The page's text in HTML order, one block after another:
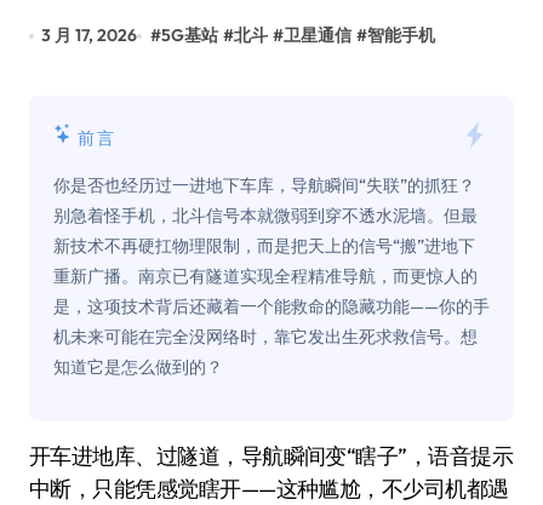
3 月 17, 2026 #5G基站 #北斗 #卫星通信 #智能手机
前言
你是否也经历过一进地下车库，导航瞬间“失联”的抓狂？
别急着怪手机，北斗信号本就微弱到穿不透水泥墙。但最
新技术不再硬扛物理限制，而是把天上的信号“搬”进地下
重新广播。南京已有隧道实现全程精准导航，而更惊人的
是，这项技术背后还藏着一个能救命的隐藏功能——你的手
机未来可能在完全没网络时，靠它发出生死求救信号。想
知道它是怎么做到的？
开车进地库、过隧道，导航瞬间变“瞎子”，语音提示
中断，只能凭感觉瞎开——这种尴尬，不少司机都遇